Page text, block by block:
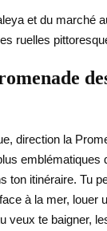
et du marché
ruelles
direction la
ton itinéraire. Tu
à la mer, louer
veux te baigner,